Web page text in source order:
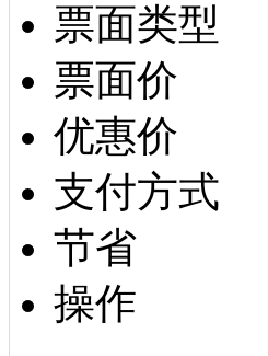
票面类型
票面价
优惠价
支付方式
节省
操作